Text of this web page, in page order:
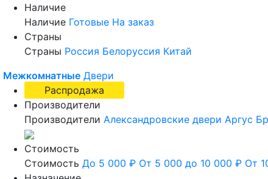
Наличие
Наличие Готовые На заказ
Страны
Страны Россия Белоруссия Китай
Межкомнатные Двери
Распродажа
Производители
Производители Александровские двери Аргус
Стоимость
Стоимость До 5 000 ₽ От 5 000 до 10 000 ₽ От